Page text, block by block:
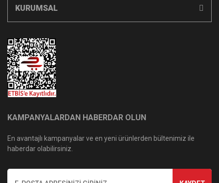
KURUMSAL
KAMPANYALARDAN HABERDAR OLUN
En avantajlı kampanyalar ve en yeni ürünlerden bültenimiz ile
haberdar olabilirsiniz.